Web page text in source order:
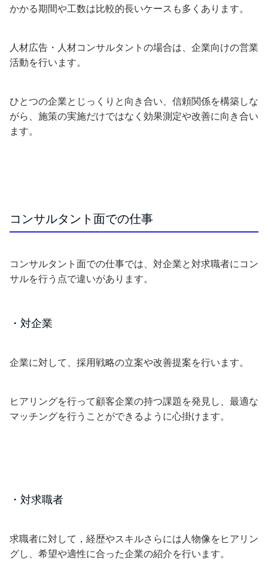
かかる期間や工数は比較的長いケースも多くあります。
人材広告・人材コンサルタントの場合は、企業向けの営業
活動を行います。
ひとつの企業とじっくりと向き合い、信頼関係を構築しな
がら、施策の実施だけではなく効果測定や改善に向き合い
ます。
コンサルタント面での仕事
コンサルタント面での仕事では、対企業と対求職者にコン
サルを行う点で違いがあります。
・対企業
企業に対して、採用戦略の立案や改善提案を行います。
ヒアリングを行って顧客企業の持つ課題を発見し、最適な
マッチングを行うことができるように心掛けます。
・対求職者
求職者に対して，経歴やスキルさらには人物像をヒアリン
グし、希望や適性に合った企業の紹介を行います。